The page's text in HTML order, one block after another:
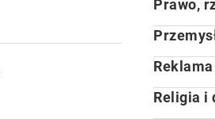
Prawo,
Religia i